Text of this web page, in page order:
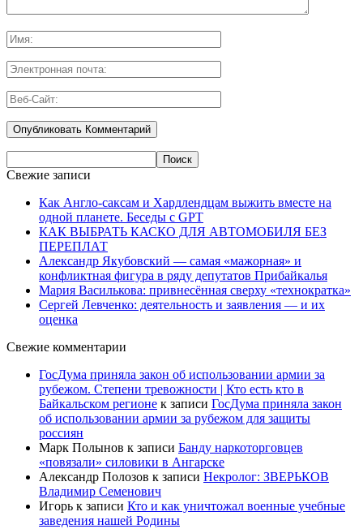
Свежие записи
Как Англо-саксам и Хардлендцам выжить вместе на
одной планете. Беседы с GPT
КАК ВЫБРАТЬ КАСКО ДЛЯ АВТОМОБИЛЯ БЕЗ
ПЕРЕПЛАТ
Александр Якубовский — самая «мажорная» и
конфликтная фигура в ряду депутатов Прибайкалья
Мария Василькова: привнесённая сверху «технократка»
Сергей Левченко: деятельность и заявления — и их
оценка
Свежие комментарии
ГосДума приняла закон об использовании армии за
рубежом. Степени тревожности | Кто есть кто в
Байкальском регионе к записи ГосДума приняла закон
об использовании армии за рубежом для защиты
россиян
Марк Полынов к записи Банду наркоторговцев
«повязали» силовики в Ангарске
Александр Полозов к записи Некролог: ЗВЕРЬКОВ
Владимир Семенович
Игорь к записи Кто и как уничтожал военные учебные
заведения нашей Родины